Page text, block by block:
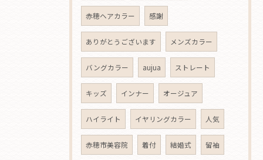
赤穂ヘアカラー 感謝
ありがとうございます メンズカラー
バングカラー aujua ストレート
キッズ インナー オージュア
ハイライト イヤリングカラー 人気
赤穂市美容院 着付 結婚式 留袖